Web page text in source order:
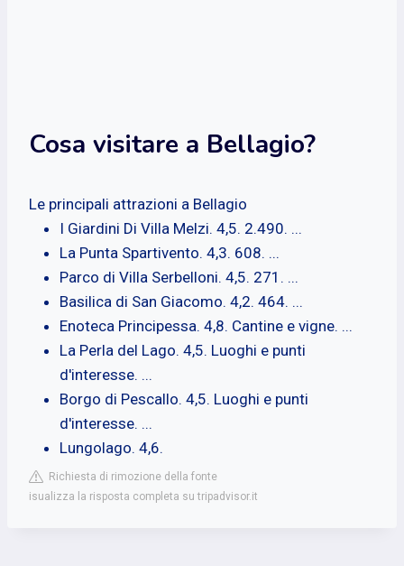
Cosa visitare a Bellagio?
Le principali attrazioni a Bellagio
I Giardini Di Villa Melzi. 4,5. 2.490. ...
La Punta Spartivento. 4,3. 608. ...
Parco di Villa Serbelloni. 4,5. 271. ...
Basilica di San Giacomo. 4,2. 464. ...
Enoteca Principessa. 4,8. Cantine e vigne. ...
La Perla del Lago. 4,5. Luoghi e punti
d'interesse. ...
Borgo di Pescallo. 4,5. Luoghi e punti
d'interesse. ...
Lungolago. 4,6.
Richiesta di rimozione della fonte
isualizza la risposta completa su tripadvisor.it